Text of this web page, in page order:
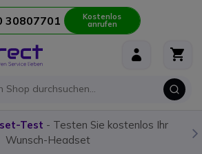
30807701 Kostenlos
anrufen
Test - Testen Sie kostenlos Ihr
Wunsch-Headset